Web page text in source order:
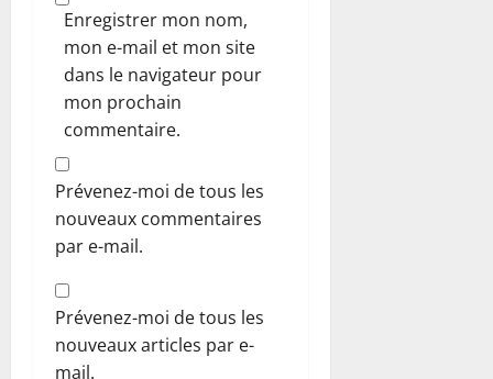
Enregistrer mon nom,
mon e-mail et mon site
dans le navigateur pour
mon prochain
commentaire.
Prévenez-moi de tous les
nouveaux commentaires
par e-mail.
Prévenez-moi de tous les
nouveaux articles par e-
mail.